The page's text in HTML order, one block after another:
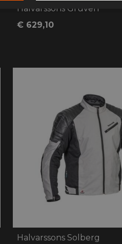
Halvarssons Gruven
€ 629,10
Halvarssons Solberg